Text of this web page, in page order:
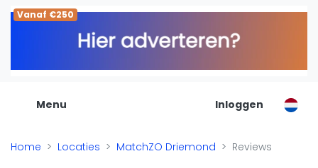
Vanaf €250
Menu
De Padel Gids
Alle padel locaties
Padelwinkels
Organisatie
Banenbouwers
Inloggen
Home Locaties MatchZO Driemond Reviews